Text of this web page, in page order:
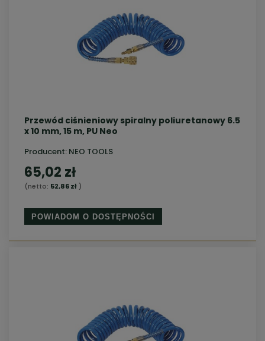
Przewód ciśnieniowy spiralny poliuretanowy 6.5
x 10 mm, 15 m, PU Neo
Producent: NEO TOOLS
65,02 zł
(netto: 52,86 zł)
POWIADOM O DOSTĘPNOŚCI